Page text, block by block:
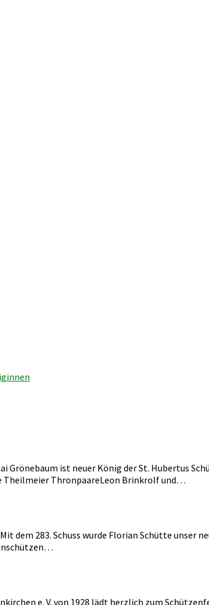
Grönebaum ist neuer König der St. Hubertus
Theilmeier ThronpaareLeon Brinkrolf und…
dem 283. Schuss wurde Florian Schütte
e. V. von 1928 lädt herzlich zum